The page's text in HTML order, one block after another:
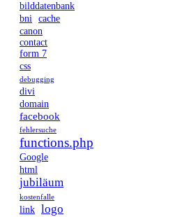
bilddatenbank
bni cache
canon
contact
form 7
css
debugging
divi
domain
facebook
fehlersuche
functions.php
Google
html
jubiläum
kostenfalle
link logo